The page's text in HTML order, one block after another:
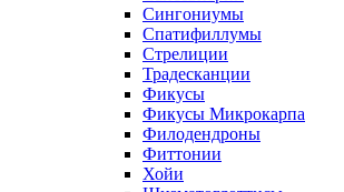
Сингониумы
Спатифиллумы
Стрелиции
Традесканции
Фикусы
Фикусы Микрокарпа
Филодендроны
Фиттонии
Хойи